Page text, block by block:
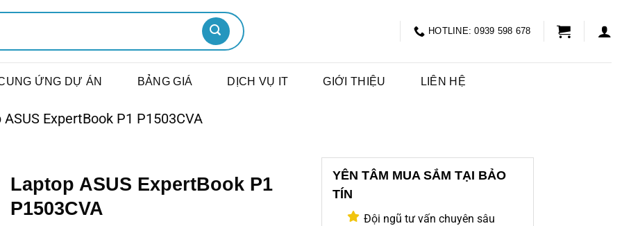
HOTLINE: 0939 598 678
ỨNG DỰ ÁN BẢNG GIÁ DỊCH VỤ IT GIỚI THIỆU LIÊN HỆ
ExpertBook P1 P1503CVA
Laptop ASUS ExpertBook P1
P1503CVA
YÊN TÂM MUA SẮM TẠI BẢO
TÍN
Đội ngũ tư vấn chuyên sâu